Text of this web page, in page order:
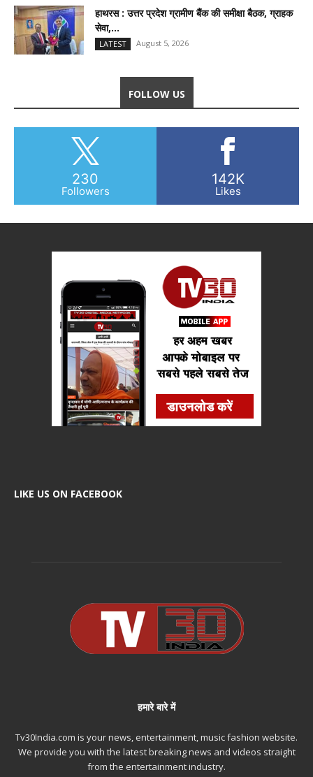
हाथरस : उत्तर प्रदेश ग्रामीण बैंक की समीक्षा बैठक, ग्राहक
सेवा,...
LATEST August 5, 2026
FOLLOW US
230
Followers
142K
Likes
LIKE US ON FACEBOOK
हमारे बारे में
Tv30India.com is your news, entertainment, music fashion website.
We provide you with the latest breaking news and videos straight
from the entertainment industry.